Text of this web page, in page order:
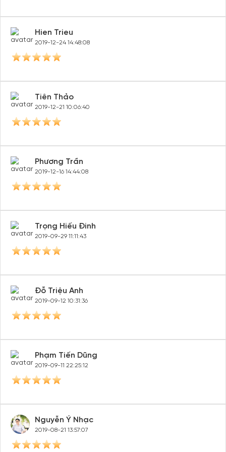
Hien Trieu
2019-12-24 14:48:08
Tiên Thảo
2019-12-21 10:06:40
Phương Trần
2019-12-16 14:44:08
Trọng Hiếu Đinh
2019-09-29 11:11:43
Đỗ Triệu Anh
2019-09-12 10:31:36
Phạm Tiến Dũng
2019-09-11 22:25:12
Nguyễn Ý Nhạc
2019-08-21 13:57:07